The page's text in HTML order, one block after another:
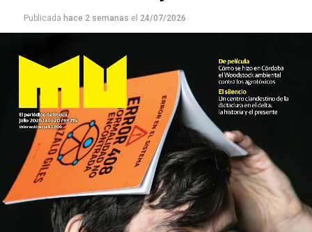
Publicada hace 2 semanas el 24/07/2026